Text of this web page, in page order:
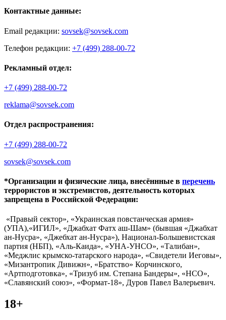
Контактные данные:
Email редакции: sovsek@sovsek.com
Телефон редакции: +7 (499) 288-00-72
Рекламный отдел:
+7 (499) 288-00-72
reklama@sovsek.com
Отдел распространения:
+7 (499) 288-00-72
sovsek@sovsek.com
*Организации и физические лица, внесённные в перечень
террористов и экстремистов, деятельность которых
запрещена в Российской Федерации:
«Правый сектор», «Украинская повстанческая армия»
(УПА),«ИГИЛ», «Джабхат Фатх аш-Шам» (бывшая «Джабхат
ан-Нусра», «Джебхат ан-Нусра»), Национал-Большевистская
партия (НБП), «Аль-Каида», «УНА-УНСО», «Талибан»,
«Меджлис крымско-татарского народа», «Свидетели Иеговы»,
«Мизантропик Дивижн», «Братство» Корчинского,
«Артподготовка», «Тризуб им. Степана Бандеры», «НСО»,
«Славянский союз», «Формат-18», Дуров Павел Валерьевич.
18+